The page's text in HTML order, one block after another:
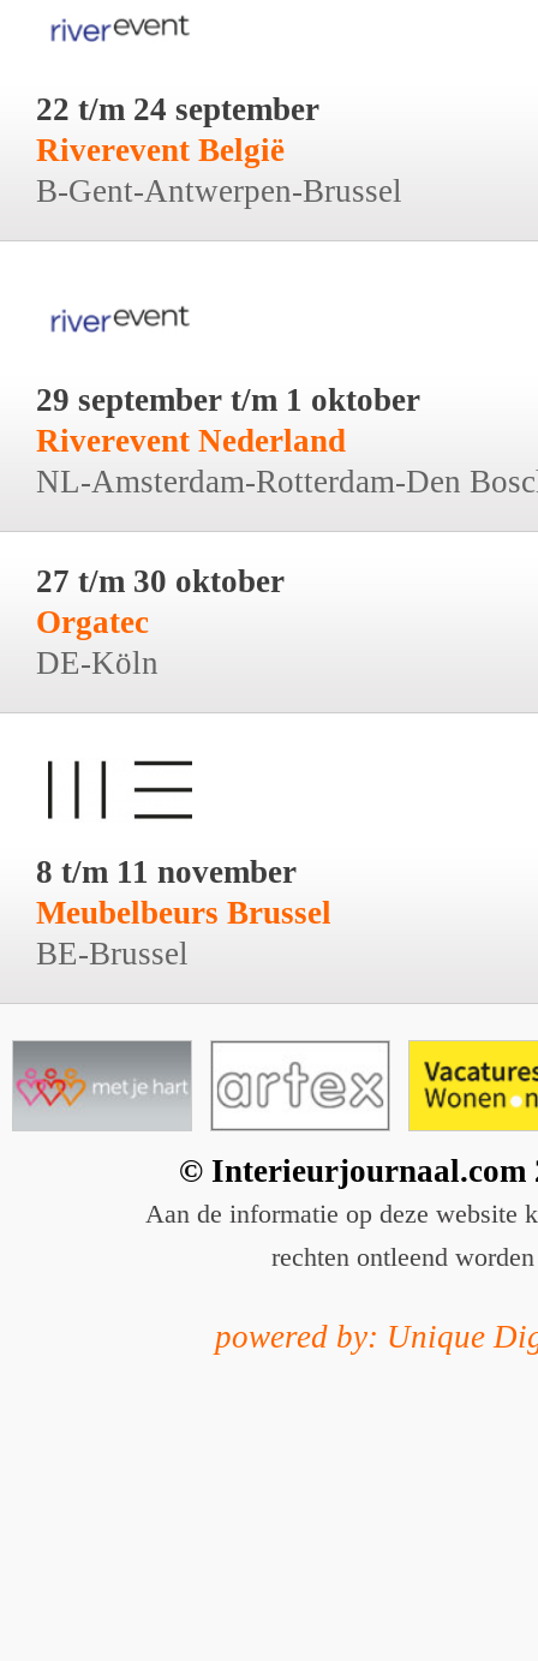
22 t/m 24 september
Riverevent België
B-Gent-Antwerpen-Brussel
29 september t/m 1 oktober
Riverevent Nederland
NL-Amsterdam-Rotterdam-Den
27 t/m 30 oktober
Orgatec
DE-Köln
8 t/m 11 november
Meubelbeurs Brussel
BE-Brussel
© Interieurjournaal.com
Aan de informatie op deze website
rechten ontleend worden
powered by: Unique